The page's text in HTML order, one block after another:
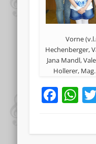
Vorne
Hechenberger,
Jana Mandl,
Hollerer,